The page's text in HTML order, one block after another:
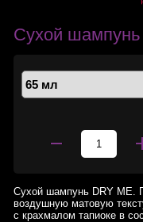
Сухой
Сухой шампунь DRY ME.
воздушную матовую
с крахмалом тапиоке в